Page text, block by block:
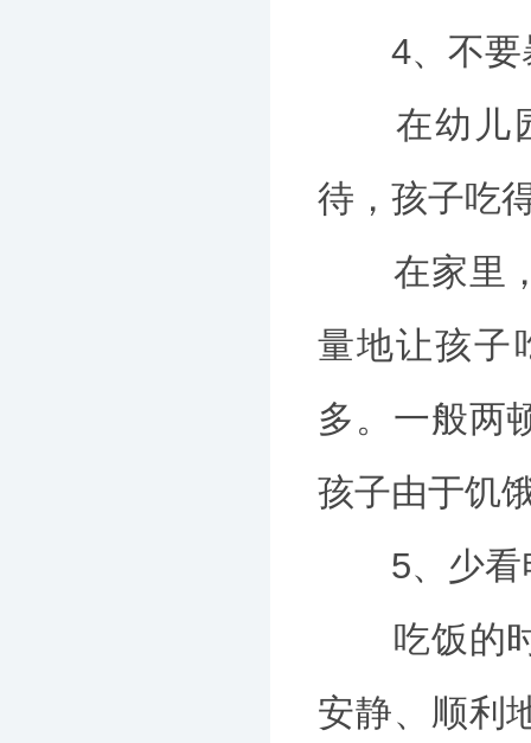
4、不要
在幼儿园
待，孩子吃
在家里，
量地让孩子
多。一般两
孩子由于饥
5、少看
吃饭的时
安静、顺利